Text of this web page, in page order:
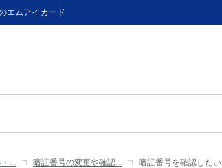
エムアイカード
・… 暗証番号の変更や確認…
暗証番号を確認したい